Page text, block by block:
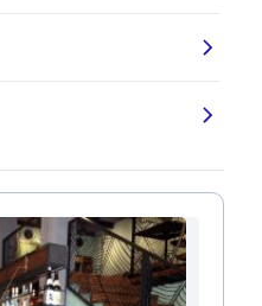
מפחית מחשיבותם,
כך את המבנה שלו.